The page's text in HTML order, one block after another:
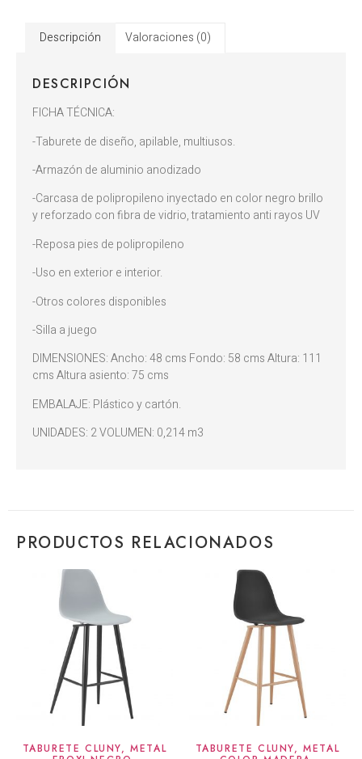
Descripción Valoraciones (0)
DESCRIPCIÓN
FICHA TÉCNICA:
-Taburete de diseño, apilable, multiusos.
-Armazón de aluminio anodizado
-Carcasa de polipropileno inyectado en color negro brillo
y reforzado con fibra de vidrio, tratamiento anti rayos UV
-Reposa pies de polipropileno
-Uso en exterior e interior.
-Otros colores disponibles
-Silla a juego
DIMENSIONES: Ancho: 48 cms Fondo: 58 cms Altura: 111
cms Altura asiento: 75 cms
EMBALAJE: Plástico y cartón.
UNIDADES: 2 VOLUMEN: 0,214 m3
PRODUCTOS RELACIONADOS
TABURETE CLUNY, METAL TABURETE CLUNY, METAL